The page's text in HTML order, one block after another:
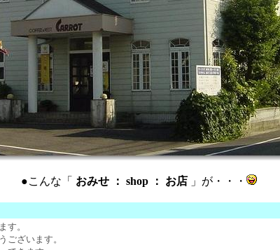
●こんな「 おみせ ： shop ： お店」が・・・
す。
ございます。